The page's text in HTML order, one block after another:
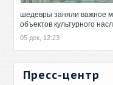
шедевры заняли важное
объектов культурного
05 дек, 12:23
Пресс-центр